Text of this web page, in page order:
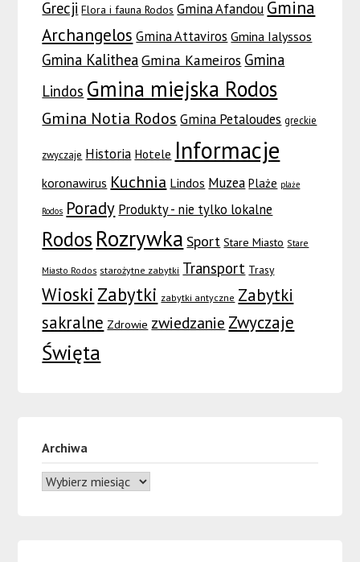
Grecji Flora i fauna Rodos Gmina Afandou Gmina
Archangelos Gmina Attaviros Gmina Ialyssos
Gmina KalitheaGmina Kameiros Gmina
Lindos Gmina miejska Rodos
Gmina Notia Rodos Gmina Petaloudes greckie
zwyczaje Historia Hotele Informacje
koronawirus Kuchnia Lindos Muzea Plaże plaże
Rodos Porady Produkty - nie tylko lokalne
Rodos Rozrywka Sport Stare Miasto Stare
Miasto Rodos starożytne zabytki Transport Trasy
Wioski Zabytki zabytki antyczne Zabytki
sakralne Zdrowie zwiedzanie Zwyczaje
Święta
Archiwa